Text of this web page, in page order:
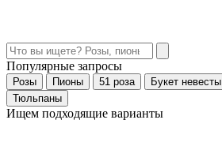
Популярные запросы
Розы Пионы 51 роза Букет невесты
Тюльпаны
Ищем подходящие варианты